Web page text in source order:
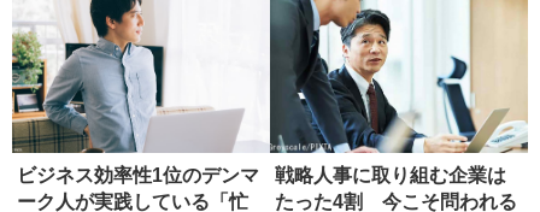
ビジネス効率性1位のデンマ
ーク人が実践している「忙
戦略人事に取り組む企業は
たった4割 今こそ問われる